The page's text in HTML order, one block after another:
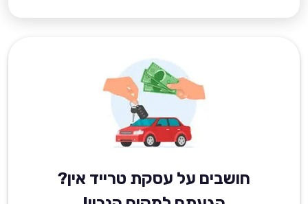
חושבים על עסקת טרייד אין?